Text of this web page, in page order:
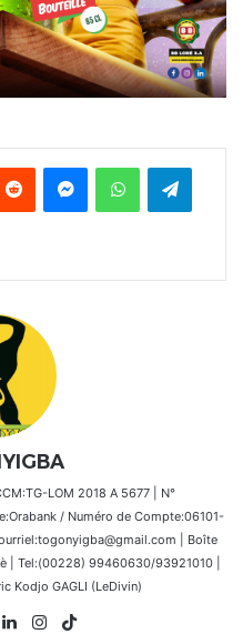
Reddit MessengerWhatsAppTelegram
LOM 2018 A 5677 | N°
/ Numéro de Compte:06101-
| Boîte
| Tel:(00228) 99460630/93921010 |
Kodjo GAGLI (LeDivin)
X LinkedinInstagram